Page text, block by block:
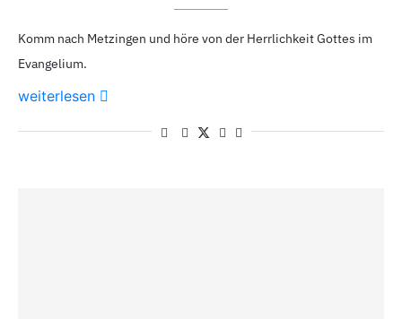
Komm nach Metzingen und höre von der Herrlichkeit Gottes im
Evangelium.
weiterlesen